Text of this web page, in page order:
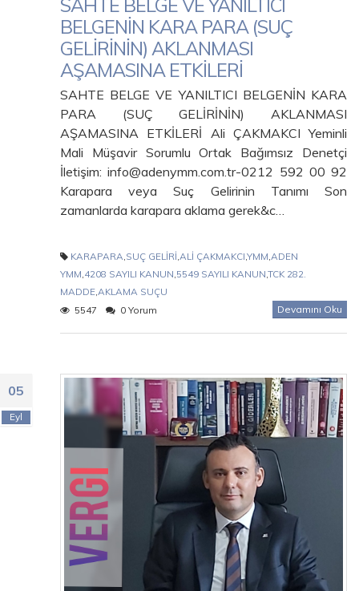
SAHTE BELGE VE YANILTICI
BELGENİN KARA PARA (SUÇ
GELİRİNİN) AKLANMASI
AŞAMASINA ETKİLERİ
SAHTE BELGE VE YANILTICI BELGENİN KARA
PARA (SUÇ GELİRİNİN) AKLANMASI
AŞAMASINA ETKİLERİ Ali ÇAKMAKCI Yeminli
Mali Müşavir Sorumlu Ortak Bağımsız Denetçi
İletişim: info@adenymm.com.tr-0212 592 00 92
Karapara veya Suç Gelirinin Tanımı Son
zamanlarda karapara aklama gerek&c…
KARAPARA,SUÇ GELİRİ,ALİ ÇAKMAKCI,YMM,ADEN
YMM,4208 SAYILI KANUN,5549 SAYILI KANUN,TCK 282.
MADDE,AKLAMA SUÇU
5547
0 Yorum Devamını Oku
05
Eyl